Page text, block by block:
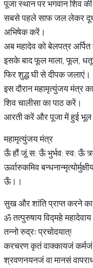
पूजा स्थान पर भगवान शिव की
सबसे पहले साफ जल लेकर
अभिषेक करें।
अब महादेव को बेलपत्र
इसके बाद फूल माला, फूल,
फिर शुद्ध घी से दीपक जलाएं।
इस दौरान महामृत्युंजय मंत्र
शिव चालीसा का पाठ करें।
आरती करें और पूजा में हुई भूल
महामृत्युंजय मंत्र
ऊँ हौं जूं स: ऊँ भुर्भव: स्व: ऊँ
ऊर्वारुकमिव
ऊँ।।
सुख और शांति प्राप्त करने
ॐ तत्पुरुषाय विद्महे महादेवाय
तन्नो रुद्रः प्रचोदयात्!
करचरण कृतं वाक्कायजं कर्मजं
श्रवणनयनजं वा मानसं